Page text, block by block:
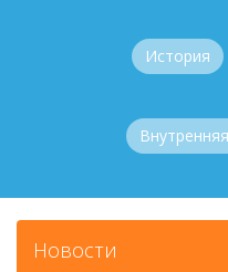
История
Новости